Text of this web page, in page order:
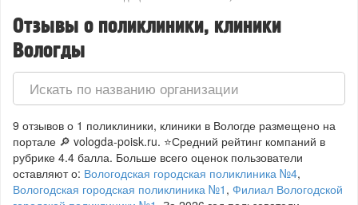
Отзывы о поликлиники, клиники
Вологды
Искать по названию организации
9 отзывов о 1 поликлиники, клиники в Вологде размещено на
портале 🔎 vologda-poisk.ru. ⭐Средний рейтинг компаний в
рубрике 4.4 балла. Больше всего оценок пользователи
оставляют о: Вологодская городская поликлиника №4,
Вологодская городская поликлиника №1 , Филиал Вологодской